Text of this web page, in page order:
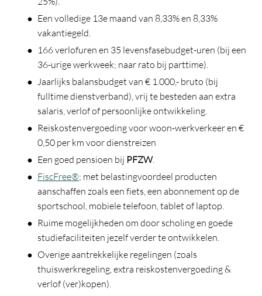
Een volledige 13e maand van 8,33% en 8,33%
vakantiegeld.
166 verlofuren en 35 levensfasebudget-uren (bij een
36-urige werkweek; naar rato bij parttime).
Jaarlijks balansbudget van € 1.000,- bruto (bij
fulltime dienstverband), vrij te besteden aan extra
salaris, verlof of persoonlijke ontwikkeling.
Reiskostenvergoeding voor woon-werkverkeer en €
0,50 per km voor dienstreizen
Een goed pensioen bij PFZW.
FiscFree®; met belastingvoordeel producten
aanschaffen zoals een fiets, een abonnement op de
sportschool, mobiele telefoon, tablet of laptop.
Ruime mogelijkheden om door scholing en goede
studiefaciliteiten jezelf verder te ontwikkelen.
Overige aantrekkelijke regelingen (zoals
thuiswerkregeling, extra reiskostenvergoeding &
verlof (ver)kopen).